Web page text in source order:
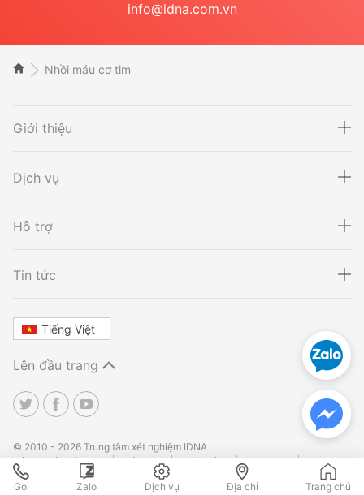
Đà Nẵng
Xét nghiệm khai sinh
Thalassemia
Đà Nẵng
Gọi Zalo Dịch vụ Địa chỉ Trang chủ
info@idna.com.vn
Nhồi máu cơ tim
Giới thiệu
Dịch vụ
Hỗ trợ
Tin tức
Tiếng Việt
Lên đầu trang
© 2010 - 2026 Trung tâm xét nghiệm IDNA
Điều khoản sử dụng
Bảo mật Hoàn tiền
Liên
hệ